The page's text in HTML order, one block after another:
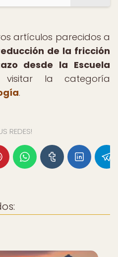
artículos parecidos a
de la fricción
desde la Escuela
la categoría
.
REDES!